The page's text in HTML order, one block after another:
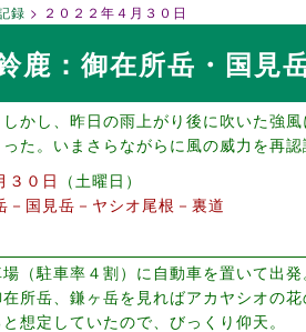
録 ２０２２年４月３０日
鹿：御在所岳・国見
かし、昨日の雨上がり後に吹いた強
た。いまさらながらに風の威力を再
３０日
土曜日
－国見岳－ヤシオ尾根－裏道
（駐車率４割）に自動車を置いて出
所岳、鎌ヶ岳を見ればアカヤシオの
想定していたので、びっくり仰天。